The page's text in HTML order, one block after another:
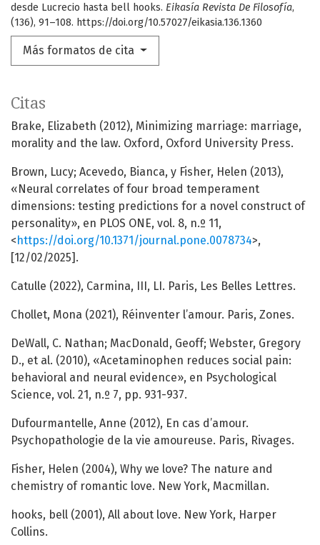
desde Lucrecio hasta bell hooks. Eikasía Revista De Filosofía,
(136), 91–108. https://doi.org/10.57027/eikasia.136.1360
Más formatos de cita
Citas
Brake, Elizabeth (2012), Minimizing marriage: marriage,
morality and the law. Oxford, Oxford University Press.
Brown, Lucy; Acevedo, Bianca, y Fisher, Helen (2013),
«Neural correlates of four broad temperament
dimensions: testing predictions for a novel construct of
personality», en PLOS ONE, vol. 8, n.º 11,
<https://doi.org/10.1371/journal.pone.0078734>,
[12/02/2025].
Catulle (2022), Carmina, III, LI. Paris, Les Belles Lettres.
Chollet, Mona (2021), Réinventer l’amour. Paris, Zones.
DeWall, C. Nathan; MacDonald, Geoff; Webster, Gregory
D., et al. (2010), «Acetaminophen reduces social pain:
behavioral and neural evidence», en Psychological
Science, vol. 21, n.º 7, pp. 931-937.
Dufourmantelle, Anne (2012), En cas d’amour.
Psychopathologie de la vie amoureuse. Paris, Rivages.
Fisher, Helen (2004), Why we love? The nature and
chemistry of romantic love. New York, Macmillan.
hooks, bell (2001), All about love. New York, Harper
Collins.